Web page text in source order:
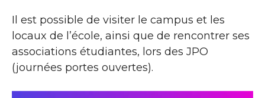
Il est possible de visiter le campus et les
locaux de l’école, ainsi que de rencontrer ses
associations étudiantes, lors des JPO
(journées portes ouvertes).